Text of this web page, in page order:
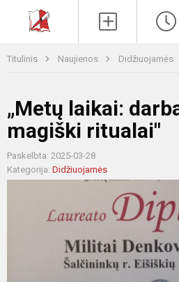
Titulinis Naujienos Didžiuojamės
„Metų laikai:
magiški ritualai"
Paskelbta: 2025-03-28
Kategorija: Didžiuojamės